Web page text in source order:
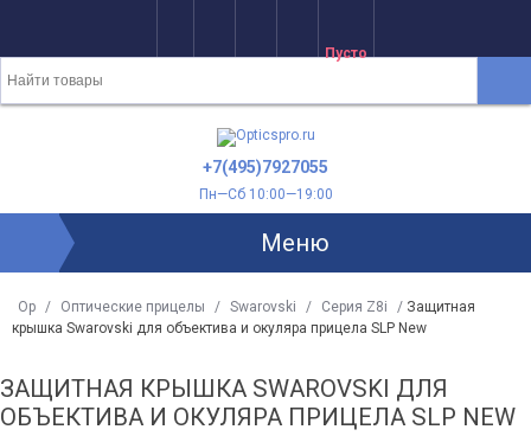
Пусто
+7(495)7927055
Пн—Сб 10:00—19:00
Меню
Op / Оптические прицелы / Swarovski / Серия Z8i / Защитная
крышка Swarovski для объектива и окуляра прицела SLP New
ЗАЩИТНАЯ КРЫШКА SWAROVSKI ДЛЯ
ОБЪЕКТИВА И ОКУЛЯРА ПРИЦЕЛА SLP NEW